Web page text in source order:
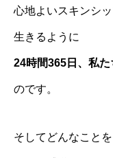
心地よいスキンシ
生きるように
24時間365日、私
のです。
そしてどんなこと